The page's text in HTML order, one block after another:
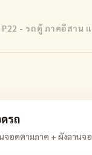
- รถตู้ ภาคอีสาน
รถ
จอดตามภาค + ผังลานจ